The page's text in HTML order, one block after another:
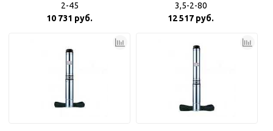
2-45
10 731 руб.
3,5-2-80
12 517 руб.